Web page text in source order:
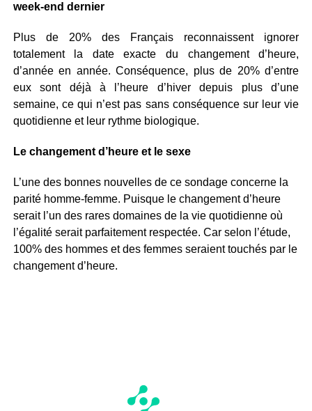
week-end dernier
Plus de 20% des Français reconnaissent ignorer
totalement la date exacte du changement d’heure,
d’année en année. Conséquence, plus de 20% d’entre
eux sont déjà à l’heure d’hiver depuis plus d’une
semaine, ce qui n’est pas sans conséquence sur leur vie
quotidienne et leur rythme biologique.
Le changement d’heure et le sexe
L’une des bonnes nouvelles de ce sondage concerne la
parité homme-femme. Puisque le changement d’heure
serait l’un des rares domaines de la vie quotidienne où
l’égalité serait parfaitement respectée. Car selon l’étude,
100% des hommes et des femmes seraient touchés par le
changement d’heure.